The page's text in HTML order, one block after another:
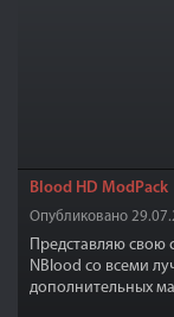
Blood HD ModPack
Опубликовано
Представляю свою
NBlood со всеми
дополнительных